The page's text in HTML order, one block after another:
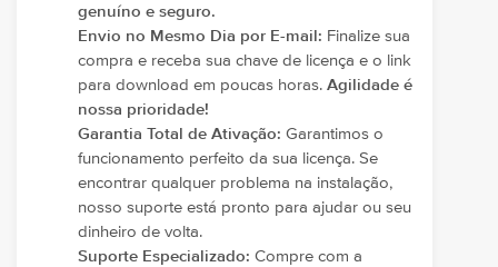
genuíno e seguro.
Envio no Mesmo Dia por E-mail: Finalize sua
compra e receba sua chave de licença e o link
para download em poucas horas. Agilidade é
nossa prioridade!
Garantia Total de Ativação: Garantimos o
funcionamento perfeito da sua licença. Se
encontrar qualquer problema na instalação,
nosso suporte está pronto para ajudar ou seu
dinheiro de volta.
Suporte Especializado: Compre com a